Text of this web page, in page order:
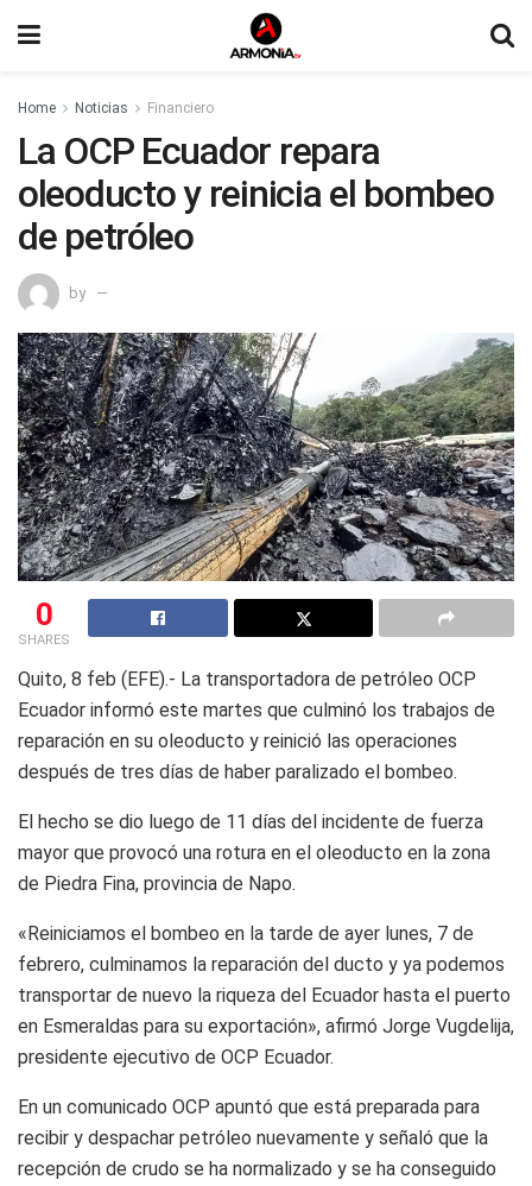
Home Noticias Financiero
La OCP Ecuador repara
oleoducto y reinicia el bombeo
de petróleo
by
0
SHARES
Quito, 8 feb (EFE).- La transportadora de petróleo OCP
Ecuador informó este martes que culminó los trabajos de
reparación en su oleoducto y reinició las operaciones
después de tres días de haber paralizado el bombeo.
El hecho se dio luego de 11 días del incidente de fuerza
mayor que provocó una rotura en el oleoducto en la zona
de Piedra Fina, provincia de Napo.
«Reiniciamos el bombeo en la tarde de ayer lunes, 7 de
febrero, culminamos la reparación del ducto y ya podemos
transportar de nuevo la riqueza del Ecuador hasta el puerto
en Esmeraldas para su exportación», afirmó Jorge Vugdelija,
presidente ejecutivo de OCP Ecuador.
En un comunicado OCP apuntó que está preparada para
recibir y despachar petróleo nuevamente y señaló que la
recepción de crudo se ha normalizado y se ha conseguido